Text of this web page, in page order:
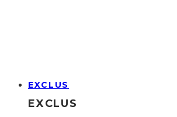
EXCLUS
EXCLUS